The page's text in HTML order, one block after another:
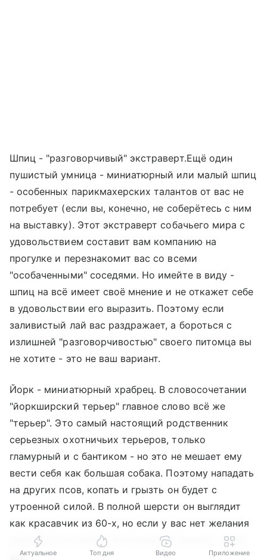
Шпиц - "разговорчивый" экстраверт.Ещё один
пушистый умница - миниатюрный или малый шпиц
- особенных парикмахерских талантов от вас не
потребует (если вы, конечно, не соберётесь с ним
на выставку). Этот экстраверт собачьего мира с
удовольствием составит вам компанию на
прогулке и перезнакомит вас со всеми
"особаченными" соседями. Но имейте в виду -
шпиц на всё имеет своё мнение и не откажет себе
в удовольствии его выразить. Поэтому если
заливистый лай вас раздражает, а бороться с
излишней "разговорчивостью" своего питомца вы
не хотите - это не ваш вариант.
Йорк - миниатюрный храбрец. В словосочетании
"йоркширский терьер" главное слово всё же
"терьер". Это самый настоящий родственник
серьезных охотничьих терьеров, только
гламурный и с бантиком - но это не мешает ему
вести себя как большая собака. Поэтому нападать
на других псов, копать и грызть он будет с
утроенной силой. В полной шерсти он выглядит
как красавчик из 60-х, но если у вас нет желания
заниматься уходом, то стильная стрижка - ваше
всё.
Актуальное Топ дня Видео Приложение